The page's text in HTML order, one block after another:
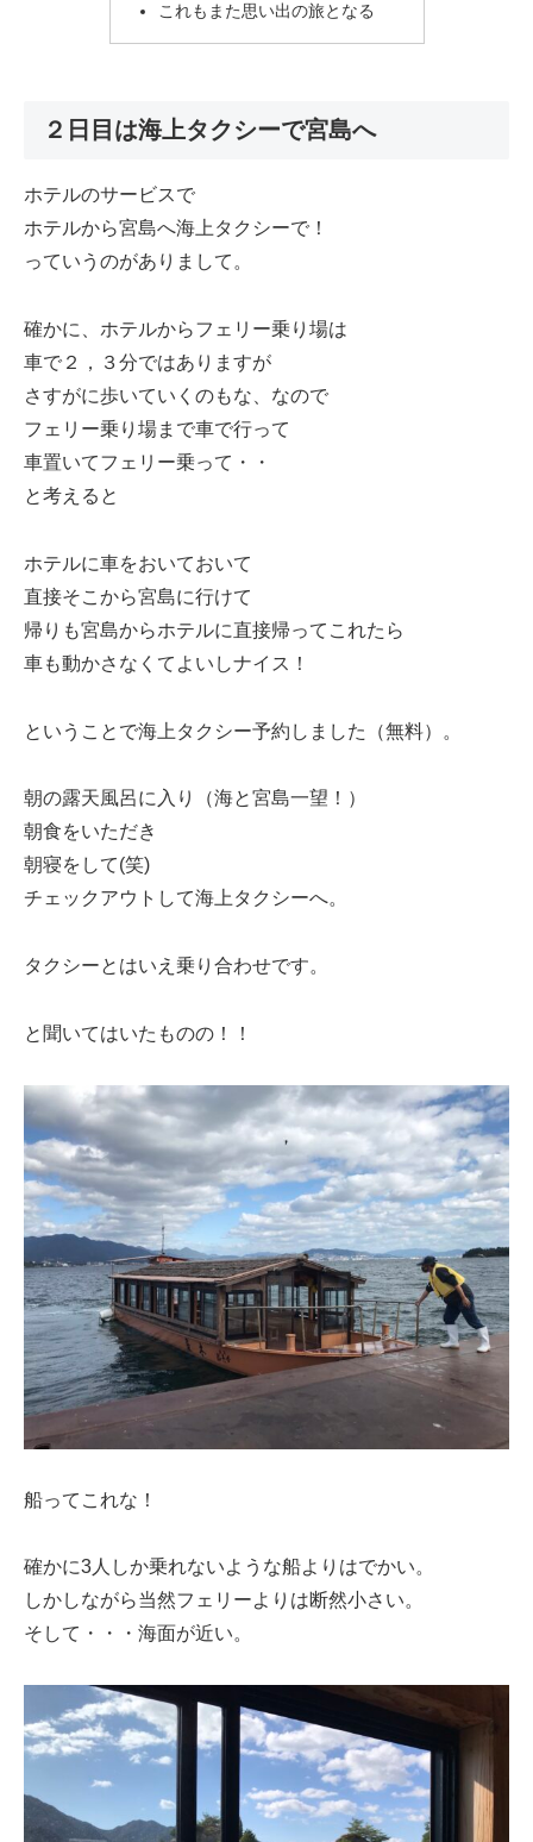
これもまた思い出の旅となる
２日目は海上タクシーで宮島へ
ホテルのサービスで
ホテルから宮島へ海上タクシーで！
っていうのがありまして。
確かに、ホテルからフェリー乗り場は
車で２，３分ではありますが
さすがに歩いていくのもな、なので
フェリー乗り場まで車で行って
車置いてフェリー乗って・・
と考えると
ホテルに車をおいておいて
直接そこから宮島に行けて
帰りも宮島からホテルに直接帰ってこれたら
車も動かさなくてよいしナイス！
ということで海上タクシー予約しました（無料）。
朝の露天風呂に入り（海と宮島一望！）
朝食をいただき
朝寝をして(笑)
チェックアウトして海上タクシーへ。
タクシーとはいえ乗り合わせです。
と聞いてはいたものの！！
船ってこれな！
確かに3人しか乗れないような船よりはでかい。
しかしながら当然フェリーよりは断然小さい。
そして・・・海面が近い。